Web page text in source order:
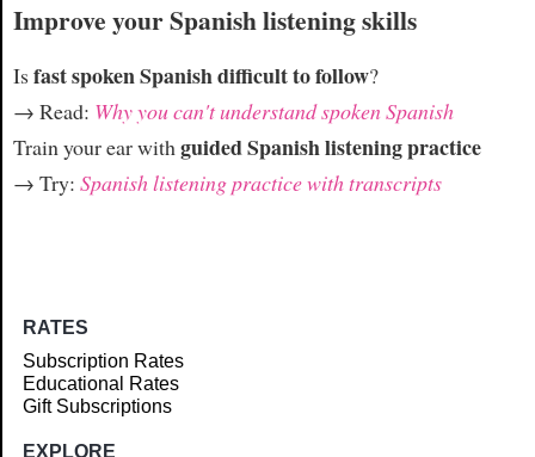
Improve your Spanish listening skills
Isfast spoken Spanish difficult to follow?
→ Read: Why you can't understand spoken Spanish
Train your ear withguided Spanish listening practice
→ Try: Spanish listening practice with transcripts
RATES
Subscription Rates
Educational Rates
Gift Subscriptions
EXPLORE